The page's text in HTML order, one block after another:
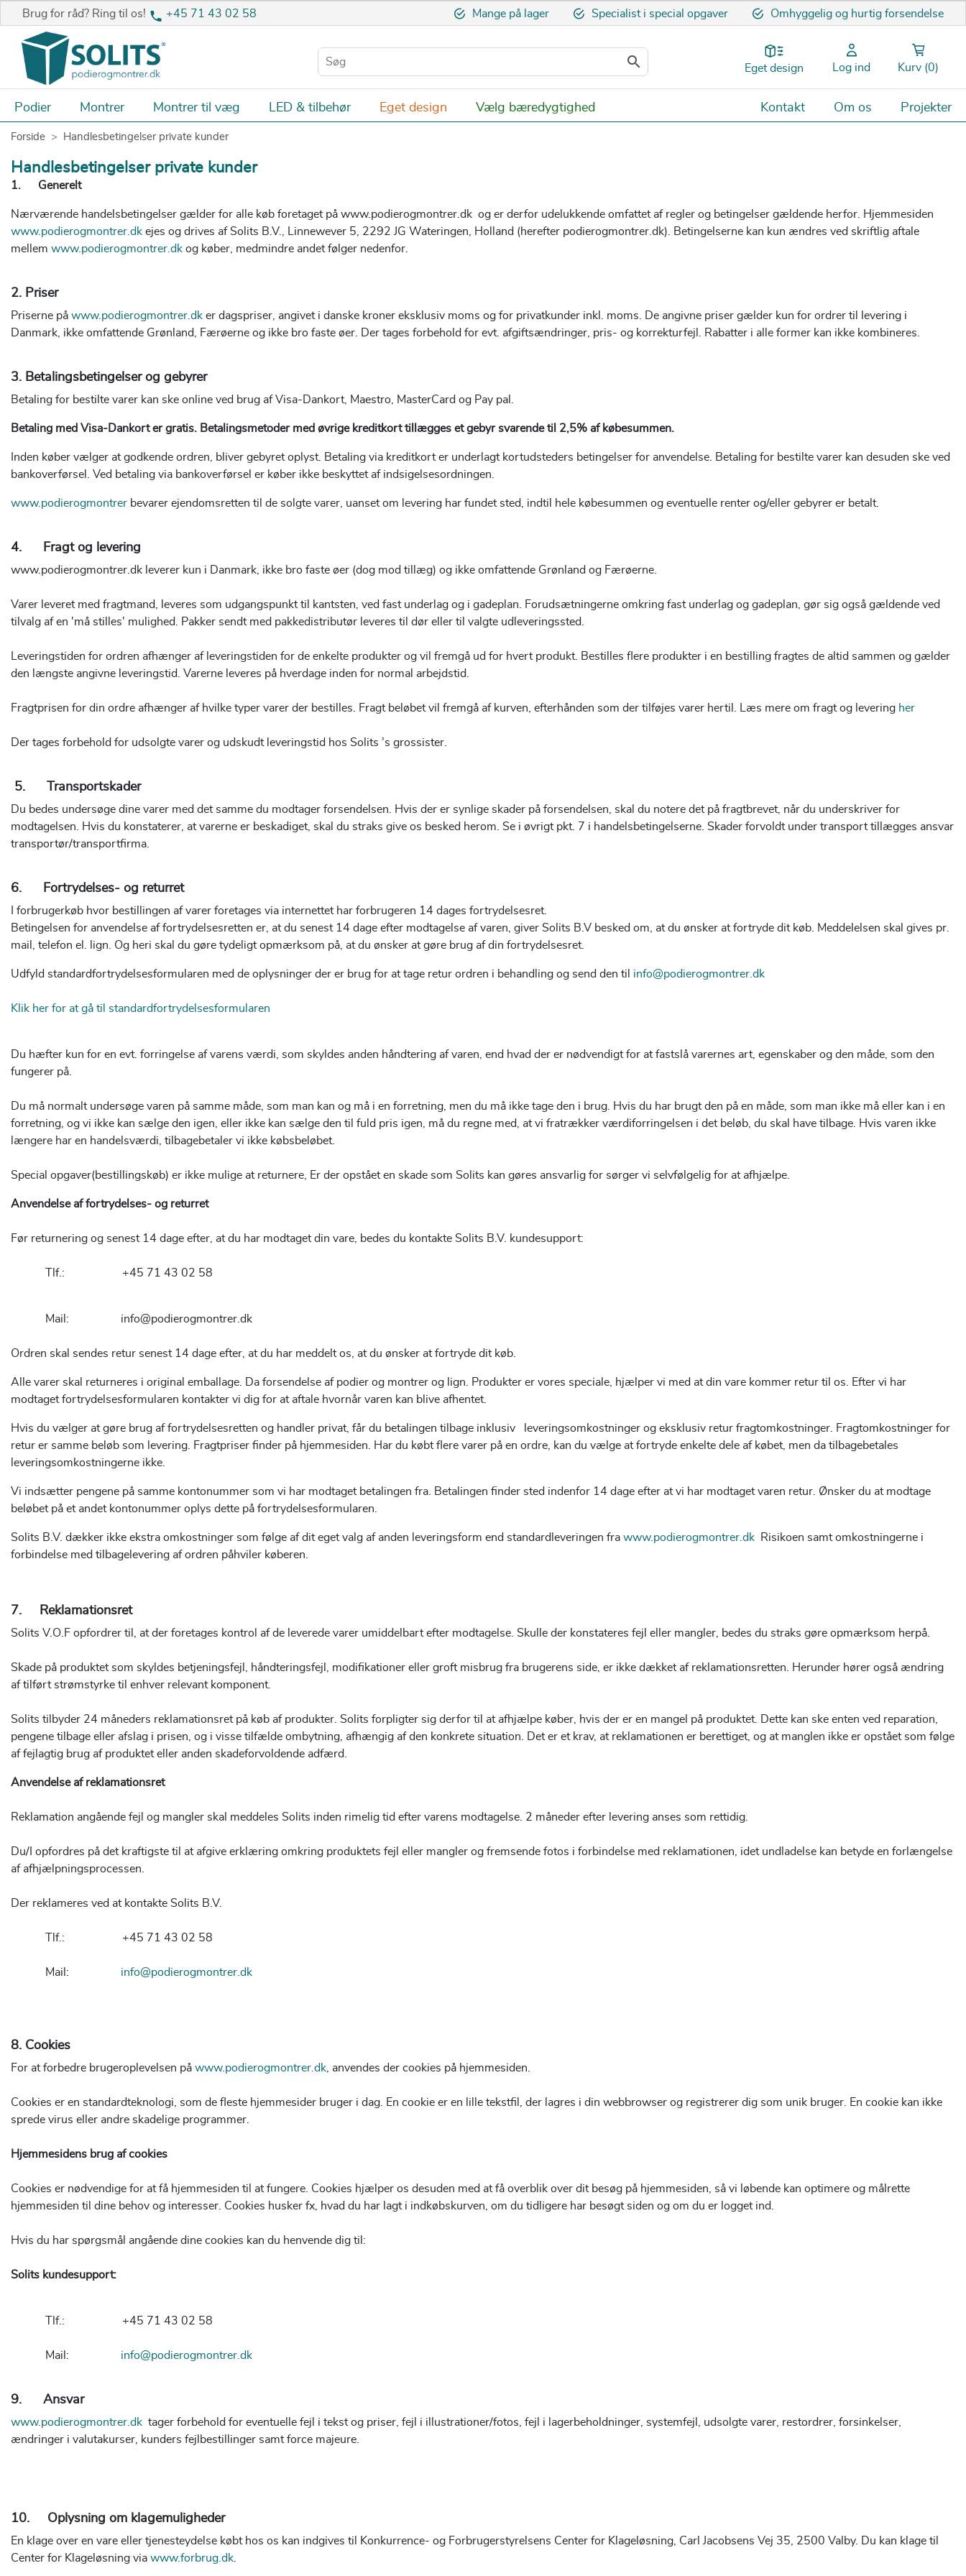
Brug for råd? Ring til os! +45 71 43 02 58 Mange på lager Specialist i special opgaver Omhyggelig og hurtig forsendelse
 Eget design Log ind Kurv (0)
Podier Montrer Montrer til væg LED & tilbehør Eget design Projekter
Om os
Kontakt
Vælg bæredygtighed
Forside Handlesbetingelser private kunder
Handlesbetingelser private kunder
1. Generelt
Nærværende handelsbetingelser gælder for alle køb foretaget på www.podierogmontrer.dk og er derfor udelukkende omfattet af regler og betingelser gældende herfor.
Hjemmesiden
www.podierogmontrer.dk ejes og drives af Solits B.V., Linnewever 5, 2292 JG Wateringen, Holland (herefter podierogmontrer.dk). Betingelserne kan kun ændres ved skriftlig aftale
mellem www.podierogmontrer.dk og køber, medmindre andet følger nedenfor.
2. Priser
Priserne på www.podierogmontrer.dk er dagspriser, angivet i danske kroner eksklusiv moms og for privatkunder inkl. moms. De angivne priser gælder kun for ordrer til levering i
Danmark, ikke omfattende Grønland, Færøerne og ikke bro faste øer. Der tages forbehold for evt. afgiftsændringer, pris- og korrekturfejl.
Rabatter i alle former kan ikke kombineres.
3. Betalingsbetingelser og gebyrer
Betaling for bestilte varer kan ske online ved brug af Visa-Dankort, Maestro, MasterCard og Pay pal.
Betaling med Visa-Dankort er gratis. Betalingsmetoder med øvrige kreditkort tillægges et gebyr svarende til 2,5% af købesummen.
Inden køber vælger at godkende ordren, bliver gebyret oplyst. Betaling via kreditkort er underlagt kortudsteders betingelser for anvendelse. Betaling for bestilte varer kan desuden ske ved
bankoverførsel. Ved betaling via bankoverførsel er køber ikke beskyttet af indsigelsesordningen.
www.podierogmontrer bevarer ejendomsretten til de solgte varer, uanset om levering har fundet sted, indtil hele købesummen og eventuelle renter og/eller gebyrer er betalt.
4. Fragt og levering
www.podierogmontrer.dk leverer kun i Danmark, ikke bro faste øer (dog mod tillæg) og ikke omfattende Grønland og Færøerne.
Varer leveret med fragtmand, leveres som udgangspunkt til kantsten, ved fast underlag og i gadeplan. Forudsætningerne omkring fast underlag og gadeplan, gør sig også gældende ved
tilvalg af en 'må stilles' mulighed. Pakker sendt med pakkedistributør leveres til dør eller til valgte udleveringssted.
Leveringstiden for ordren afhænger af leveringstiden for de enkelte produkter og vil fremgå ud for hvert produkt. Bestilles flere produkter i en bestilling fragtes de altid sammen og gælder
den længste angivne leveringstid. Varerne leveres på hverdage inden for normal arbejdstid.
Fragtprisen for din ordre afhænger af hvilke typer varer der bestilles. Fragt beløbet vil fremgå af kurven, efterhånden som der tilføjes varer hertil. Læs mere om fragt og levering her
Der tages forbehold for udsolgte varer og udskudt leveringstid hos Solits ’s grossister.
5. Transportskader
Du bedes undersøge dine varer med det samme du modtager forsendelsen. Hvis der er synlige skader på forsendelsen, skal du notere det på fragtbrevet, når du underskriver for
modtagelsen. Hvis du konstaterer, at varerne er beskadiget, skal du straks give os besked herom. Se i øvrigt pkt. 7 i handelsbetingelserne. Skader forvoldt under transport tillægges ansvar
transportør/transportfirma.
6. Fortrydelses- og returret
I forbrugerkøb hvor bestillingen af varer foretages via internettet har forbrugeren 14 dages fortrydelsesret.
Betingelsen for anvendelse af fortrydelsesretten er, at du senest 14 dage efter modtagelse af varen, giver Solits B.V besked om, at du ønsker at fortryde dit køb. Meddelelsen skal gives pr.
mail, telefon el. lign. Og heri skal du gøre tydeligt opmærksom på, at du ønsker at gøre brug af din fortrydelsesret.
Udfyld standardfortrydelsesformularen med de oplysninger der er brug for at tage retur ordren i behandling og send den til info@podierogmontrer.dk
Klik her for at gå til standardfortrydelsesformularen
Du hæfter kun for en evt. forringelse af varens værdi, som skyldes anden håndtering af varen, end hvad der er nødvendigt for at fastslå varernes art, egenskaber og den måde, som den
fungerer på.
Du må normalt undersøge varen på samme måde, som man kan og må i en forretning, men du må ikke tage den i brug. Hvis du har brugt den på en måde, som man ikke må eller kan i en
forretning, og vi ikke kan sælge den igen, eller ikke kan sælge den til fuld pris igen, må du regne med, at vi fratrækker værdiforringelsen i det beløb, du skal have tilbage. Hvis varen ikke
længere har en handelsværdi, tilbagebetaler vi ikke købsbeløbet.
Special opgaver(bestillingskøb) er ikke mulige at returnere, Er der opstået en skade som Solits kan gøres ansvarlig for sørger vi selvfølgelig for at afhjælpe.
Anvendelse af fortrydelses- og returret
Før returnering og senest 14 dage efter, at du har modtaget din vare, bedes du kontakte Solits B.V. kundesupport:
Tlf.: +45 71 43 02 58
Mail: info@podierogmontrer.dk
Ordren skal sendes retur senest 14 dage efter, at du har meddelt os, at du ønsker at fortryde dit køb.
Alle varer skal returneres i original emballage. Da forsendelse af podier og montrer og lign. Produkter er vores speciale, hjælper vi med at din vare kommer retur til os. Efter vi har
modtaget fortrydelsesformularen kontakter vi dig for at aftale hvornår varen kan blive afhentet.
Hvis du vælger at gøre brug af fortrydelsesretten og handler privat, får du betalingen tilbage inklusiv leveringsomkostninger og eksklusiv retur fragtomkostninger. Fragtomkostninger for
retur er samme beløb som levering. Fragtpriser finder på hjemmesiden.
Har du købt flere varer på en ordre, kan du vælge at fortryde enkelte dele af købet, men da tilbagebetales
leveringsomkostningerne ikke.
Vi indsætter pengene på samme kontonummer som vi har modtaget betalingen fra. Betalingen finder sted indenfor 14 dage efter at vi har modtaget varen retur. Ønsker du at modtage
beløbet på et andet kontonummer oplys dette på fortrydelsesformularen.
Solits B.V. dækker ikke ekstra omkostninger som følge af dit eget valg af anden leveringsform end standardleveringen fra www.podierogmontrer.dk Risikoen samt omkostningerne i
forbindelse med tilbagelevering af ordren påhviler køberen.
7. Reklamationsret
Solits V.O.F opfordrer til, at der foretages kontrol af de leverede varer umiddelbart efter modtagelse. Skulle der konstateres fejl eller mangler, bedes du straks gøre opmærksom herpå.
Skade på produktet som skyldes betjeningsfejl, håndteringsfejl, modifikationer eller groft misbrug fra brugerens side, er ikke dækket af reklamationsretten. Herunder hører også ændring
af tilført strømstyrke til enhver relevant komponent.
Solits tilbyder 24 måneders reklamationsret på køb af produkter. Solits forpligter sig derfor til at afhjælpe køber, hvis der er en mangel på produktet. Dette kan ske enten ved reparation,
pengene tilbage eller afslag i prisen, og i visse tilfælde ombytning, afhængig af den konkrete situation. Det er et krav, at reklamationen er berettiget, og at manglen ikke er opstået som følge
af fejlagtig brug af produktet eller anden skadeforvoldende adfærd.
Anvendelse af reklamationsret
Reklamation angående fejl og mangler skal meddeles Solits inden rimelig tid efter varens modtagelse. 2 måneder efter levering anses som rettidig.
Du/I opfordres på det kraftigste til at afgive erklæring omkring produktets fejl eller mangler og fremsende fotos i forbindelse med reklamationen, idet undladelse kan betyde en forlængelse
af afhjælpningsprocessen.
Der reklameres ved at kontakte Solits B.V.
Tlf.: +45 71 43 02 58
Mail: info@podierogmontrer.dk
8. Cookies
For at forbedre brugeroplevelsen på www.podierogmontrer.dk , anvendes der cookies på hjemmesiden.
Cookies er en standardteknologi, som de fleste hjemmesider bruger i dag. En cookie er en lille tekstfil, der lagres i din webbrowser og registrerer dig som unik bruger. En cookie kan ikke
sprede virus eller andre skadelige programmer.
Hjemmesidens brug af cookies
Cookies er nødvendige for at få hjemmesiden til at fungere. Cookies hjælper os desuden med at få overblik over dit besøg på hjemmesiden, så vi løbende kan optimere og målrette
hjemmesiden til dine behov og interesser. Cookies husker fx, hvad du har lagt i indkøbskurven, om du tidligere har besøgt siden og om du er logget ind.
Hvis du har spørgsmål angående dine cookies kan du henvende dig til:
Solits kundesupport:
Tlf.: +45 71 43 02 58
Mail: info@podierogmontrer.dk
9. Ansvar
www.podierogmontrer.dk tager forbehold for eventuelle fejl i tekst og priser, fejl i illustrationer/fotos, fejl i lagerbeholdninger, systemfejl, udsolgte varer, restordrer, forsinkelser,
ændringer i valutakurser, kunders fejlbestillinger samt force majeure.
10. Oplysning om klagemuligheder
En klage over en vare eller tjenesteydelse købt hos os kan indgives til Konkurrence- og Forbrugerstyrelsens Center for Klageløsning, Carl Jacobsens Vej 35, 2500 Valby. Du kan klage til
Center for Klageløsning via www.forbrug.dk